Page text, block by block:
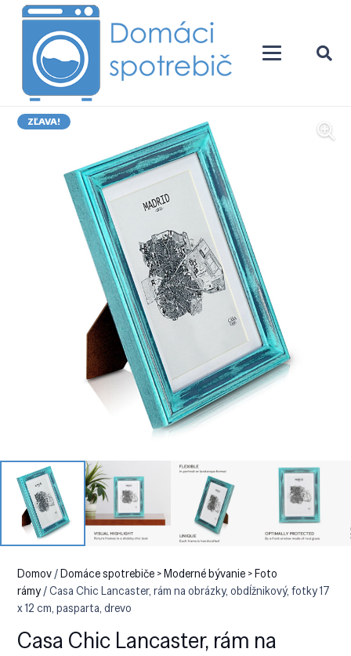
ZĽAVA!
Domov/Domáce spotrebiče > Moderné bývanie > Foto
rámy/ Casa Chic Lancaster, rám na obrázky, obdĺžnikový, fotky 17
x 12 cm, pasparta, drevo
Casa Chic Lancaster, rám na